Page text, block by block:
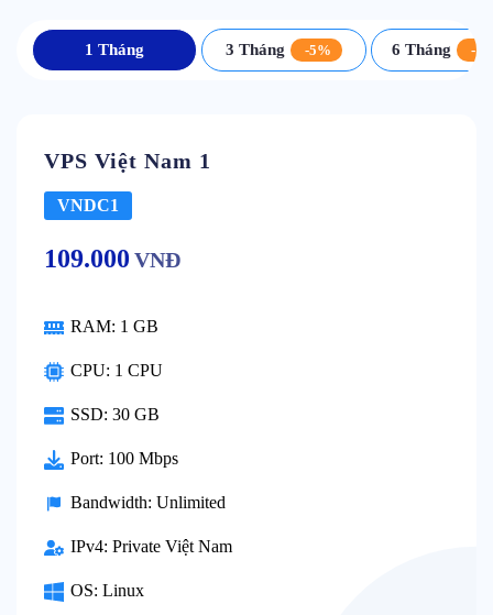
1 Tháng 3 Tháng -5% 6 Tháng -
VPS Việt Nam 1
VNDC1
109.000 VNĐ
RAM: 1 GB
CPU: 1 CPU
SSD: 30 GB
Port: 100 Mbps
Bandwidth: Unlimited
IPv4: Private Việt Nam
OS: Linux